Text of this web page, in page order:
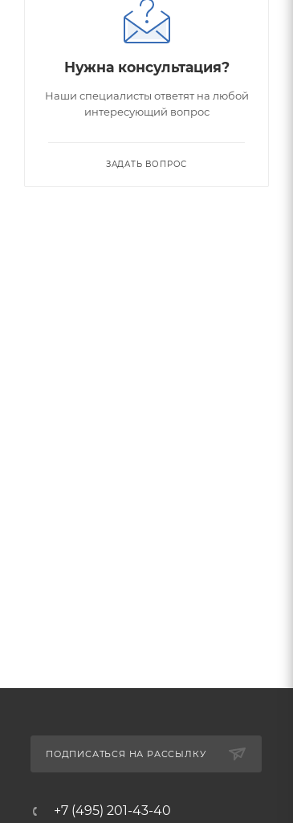
Нужна консультация?
Наши специалисты ответят на любой
интересующий вопрос
ЗАДАТЬ ВОПРОС
ПОДПИСАТЬСЯ НА РАССЫЛКУ
+7 (495) 201-43-40